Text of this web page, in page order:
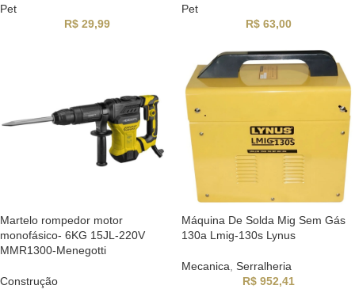
Pet
R$29,99
Pet
R$63,00
Martelo rompedor motor
monofásico- 6KG 15JL-220V
MMR1300-Menegotti
Construção
Máquina De Solda Mig Sem Gás
130a Lmig-130s Lynus
Mecanica Serralheria
R$952,41